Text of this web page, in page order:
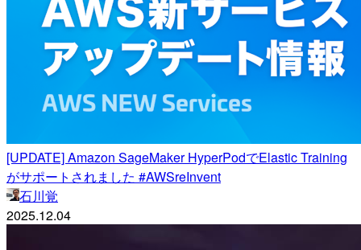
[UPDATE] Amazon SageMaker HyperPodでElastic Training
がサポートされました #AWSreInvent
石川覚
2025.12.04